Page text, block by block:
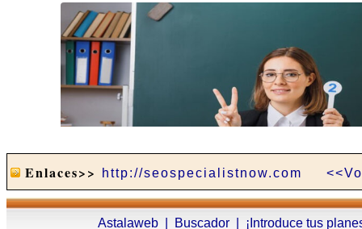
Enlaces>> http://seospecialistnow.com
Astalaweb Buscador ¡Introduce tus